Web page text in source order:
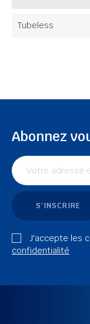
Tubeless
Abonnez
S'INSCRIRE
J'accepte les
confidentialité